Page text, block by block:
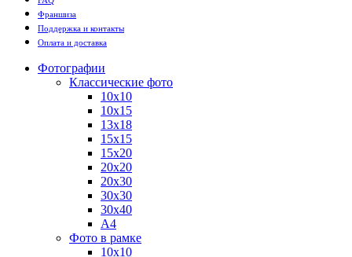
Франшиза
Поддержка и контакты
Оплата и доставка
Фотографии
Классические фото
10х10
10х15
13х18
15х15
15х20
20х20
20х30
30х30
30х40
А4
Фото в рамке
10х10